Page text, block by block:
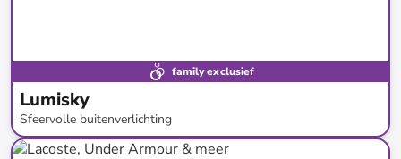
family exclusief
Lumisky
Sfeervolle buitenverlichting
tot-78%* Restock